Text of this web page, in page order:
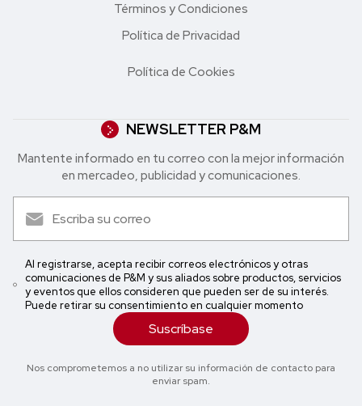
Términos y Condiciones
Política de Privacidad
Política de Cookies
NEWSLETTER P&M
Mantente informado en tu correo con la mejor in formación
en mercadeo, publicidad y comunicaciones.
Al registrarse, acepta recibir correos electrónicos y otras
comunicaciones de P&M y sus aliados sobre productos, servicios
y eventos que ellos consideren que pueden ser de su interés.
Puede retirar su consentimiento en cualquier momento
Suscríbase
Nos comprometemos a no utilizar su información de contacto para
enviar spam.